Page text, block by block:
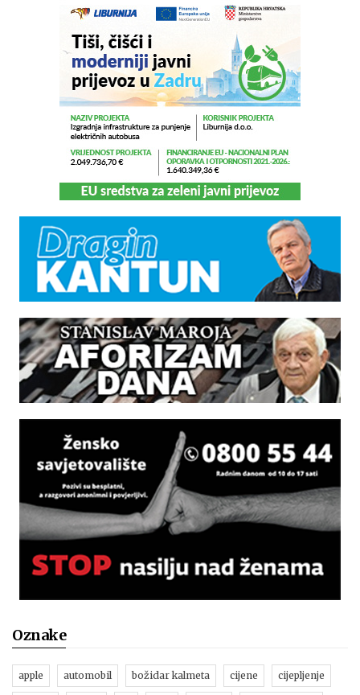
Oznake
apple automobil božidar kalmeta cijene cijepljenje